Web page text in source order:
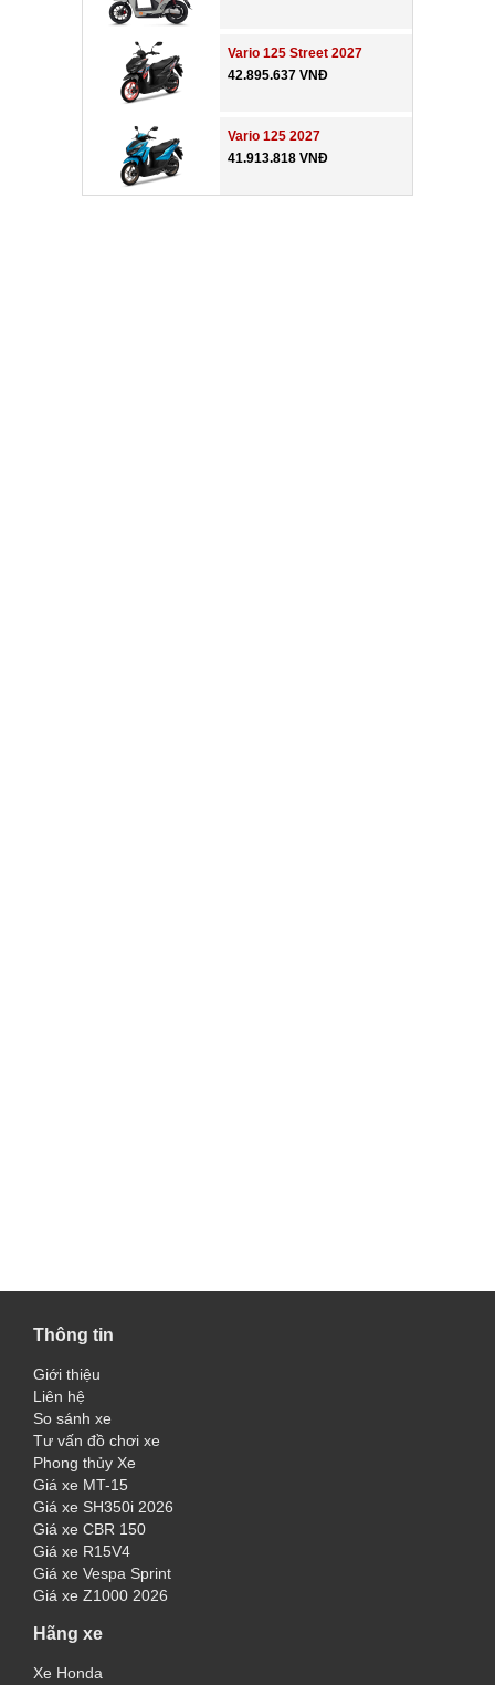
Vario 125 Street 2027
42.895.637 VNĐ
Vario 125 2027
41.913.818 VNĐ
Thông tin
Giới thiệu
Liên hệ
So sánh xe
Tư vấn đồ chơi xe
Phong thủy Xe
Giá xe MT-15
Giá xe SH350i 2026
Giá xe CBR 150
Giá xe R15V4
Giá xe Vespa Sprint
Giá xe Z1000 2026
Hãng xe
Xe Honda